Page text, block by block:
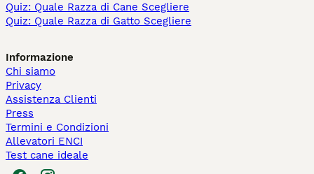
Quiz: Quale Razza di Cane Scegliere
Quiz: Quale Razza di Gatto Scegliere
Informazione
Chi siamo
Privacy
Assistenza Clienti
Press
Termini e Condizioni
Allevatori ENCI
Test cane ideale